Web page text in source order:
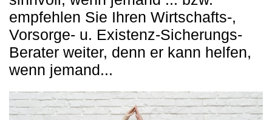
empfehlen Sie Ihren Wirtschafts-,
Vorsorge- u. Existenz-Sicherungs-
Berater weiter, denn er kann helfen,
wenn jemand...